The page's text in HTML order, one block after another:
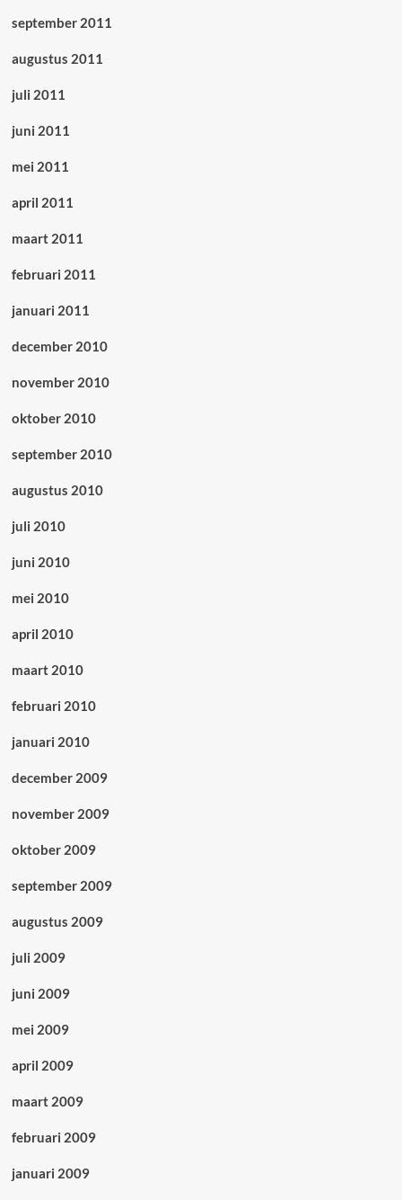
september 2011
augustus 2011
juli 2011
juni 2011
mei 2011
april 2011
maart 2011
februari 2011
januari 2011
december 2010
november 2010
oktober 2010
september 2010
augustus 2010
juli 2010
juni 2010
mei 2010
april 2010
maart 2010
februari 2010
januari 2010
december 2009
november 2009
oktober 2009
september 2009
augustus 2009
juli 2009
juni 2009
mei 2009
april 2009
maart 2009
februari 2009
januari 2009